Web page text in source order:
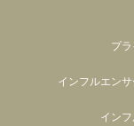
プ
インフルエン
イン